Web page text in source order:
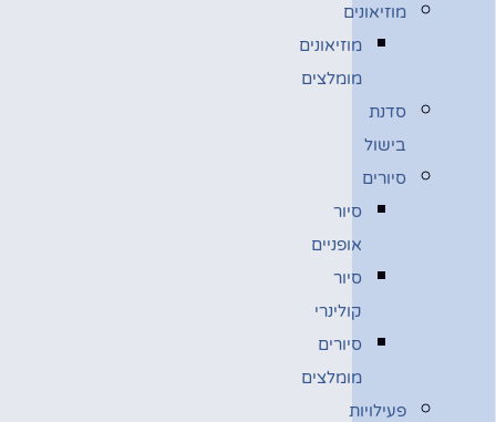
מוזיאונים
מוזיאונים
מומלצים
סדנת
בישול
סיורים
סיור
אופניים
סיור
קולינרי
סיורים
מומלצים
פעילויות